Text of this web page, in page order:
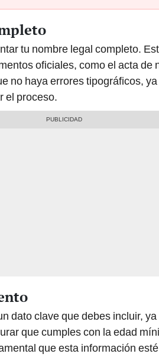
tu nombre legal completo.
oficiales, como el acta de
no haya errores tipográficos,
el proceso.
dato clave que debes incluir,
que cumples con la edad
que esta información